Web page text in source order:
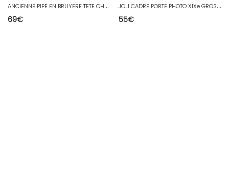
A
NCIENNE PIPE EN BRUYERE TETE CHEVAL YEUX SULFURE CREATION FRANK REAL BRIAR
69€
J
OLI CADRE PORTE PHOTO XIXe GROS NOEUD BRONZE BEAU VERRE ORIGINE PHOTO FAMILLE
55€